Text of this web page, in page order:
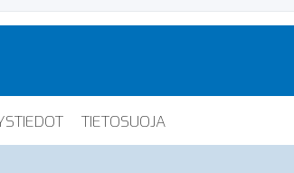
TIETOSUOJA